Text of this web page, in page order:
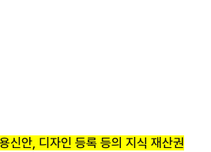
신안, 디자인 등록 등의 지식 재산권